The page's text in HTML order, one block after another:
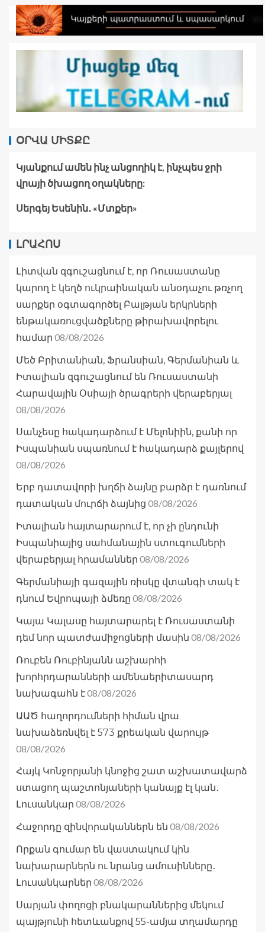
ՕՐՎԱ ՄԻՏՔԸ
Կյանքում ամեն ինչ անցողիկ է, ինչպես ջրի
վրայի ծխացող օղակները:
Սերգեյ Եսենին․ «Մտքեր»
ԼՐԱՀՈՍ
Լիտվան զգուշացնում է, որ Ռուսաստանը
կարող է կեղծ ուկրաինական անօդաչու թռչող
սարքեր օգտագործել Բալթյան երկրների
ենթակառուցվածքները թիրախավորելու
համար 08/08/2026
Մեծ Բրիտանիան, Ֆրանսիան, Գերմանիան և
Իտալիան զգուշացնում են Ռուսաստանի
Հարավային Օսիայի ծրագրերի վերաբերյալ
08/08/2026
Սանչեսը հակադարձում է Մելոնիին, քանի որ
Իսպանիան սպառնում է հակադարձ քայլերով
08/08/2026
Երբ դատավորի խղճի ձայնը բարձր է դառնում
դատական մուրճի ձայնից 08/08/2026
Իտալիան հայտարարում է, որ չի ընդունի
Իսպանիայից սահմանային ստուգումների
վերաբերյալ հրամաններ 08/08/2026
Գերմանիայի գազային ռիսկը վտանգի տակ է
դնում Եվրոպայի ձմեռը 08/08/2026
Կայա Կալասը հայտարարել է Ռուսաստանի
դեմ նոր պատժամիջոցների մասին 08/08/2026
Ռուբեն Ռուբինյանն աշխարհի
խորհրդարանների ամենաերիտասարդ
նախագահն է08/08/2026
ԱԱԾ հաղորդումների հիման վրա
նախաձեռնվել է 573 քրեական վարույթ
08/08/2026
Հայկ Կոնջորյանի կնոջից շատ աշխատավարձ
ստացող պաշտոնյաների կանայք էլ կան․
Լուսանկար 08/08/2026
Հաջորդը զինվորականներն են 08/08/2026
Որքան գումար են վաստակում կին
նախարարներն ու նրանց ամուսինները․
Լուսանկարներ 08/08/2026
Սարյան փողոցի բնակարաններից մեկում
պայթյունի հետևանքով 55-ամյա տղամարդը